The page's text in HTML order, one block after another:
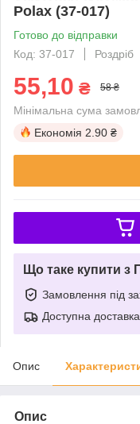
Polax (37-017)
Готово до відправки
Код: 37-017
Роздріб
55,10 ₴ 58 ₴
Мінімальна сума
Економія 2.90 ₴
Що таке купити з
Замовлення під
Доступна доставка
Опис
Опис